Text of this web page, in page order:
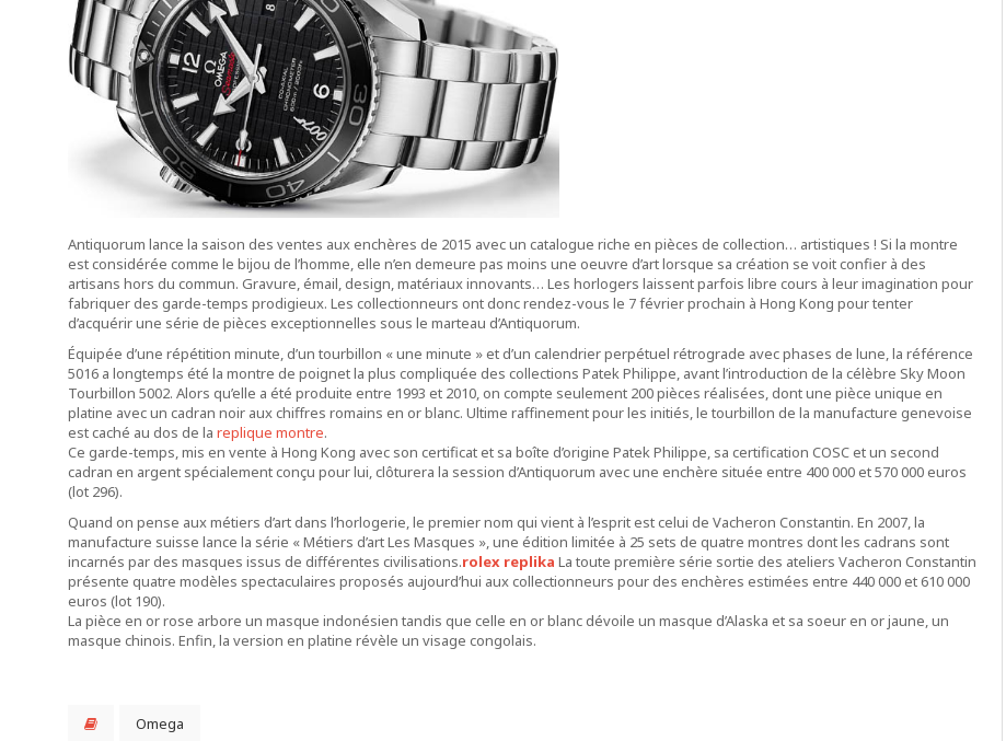
Antiquorum lance la saison des ventes aux enchères de 2015 avec un catalogue riche en pièces de collection… artistiques ! Si la montre
est considérée comme le bijou de l’homme, elle n’en demeure pas moins une oeuvre d’art lorsque sa création se voit confier à des
artisans hors du commun. Gravure, émail, design, matériaux innovants… Les horlogers laissent parfois libre cours à leur imagination pour
fabriquer des garde-temps prodigieux. Les collectionneurs ont donc rendez-vous le 7 février prochain à Hong Kong pour tenter
d’acquérir une série de pièces exceptionnelles sous le marteau d’Antiquorum.
Équipée d’une répétition minute, d’un tourbillon « une minute » et d’un calendrier perpétuel rétrograde avec phases de lune, la référence
5016 a longtemps été la montre de poignet la plus compliquée des collections Patek Philippe, avant l’introduction de la célèbre Sky Moon
Tourbillon 5002. Alors qu’elle a été produite entre 1993 et 2010, on compte seulement 200 pièces réalisées, dont une pièce unique en
platine avec un cadran noir aux chiffres romains en or blanc. Ultime raffinement pour les initiés, le tourbillon de la manufacture genevoise
est caché au dos de la replique montre.
Ce garde-temps, mis en vente à Hong Kong avec son certificat et sa boîte d’origine Patek Philippe, sa certification COSC et un second
cadran en argent spécialement conçu pour lui, clôturera la session d’Antiquorum avec une enchère située entre 400 000 et 570 000 euros
(lot 296).
Quand on pense aux métiers d’art dans l’horlogerie, le premier nom qui vient à l’esprit est celui de Vacheron Constantin. En 2007, la
manufacture suisse lance la série « Métiers d’art Les Masques », une édition limitée à 25 sets de quatre montres dont les cadrans sont
incarnés par des masques issus de différentes civilisations.rolex replika La toute première série sortie des ateliers Vacheron Constantin
présente quatre modèles spectaculaires proposés aujourd’hui aux collectionneurs pour des enchères estimées entre 440 000 et 610 000
euros (lot 190).
La pièce en or rose arbore un masque indonésien tandis que celle en or blanc dévoile un masque d’Alaska et sa soeur en or jaune, un
masque chinois. Enfin, la version en platine révèle un visage congolais.
Omega